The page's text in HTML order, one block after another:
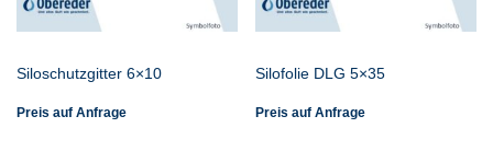
Siloschutzgitter 6×10
Preis auf Anfrage
Silofolie DLG 5×35
Preis auf Anfrage